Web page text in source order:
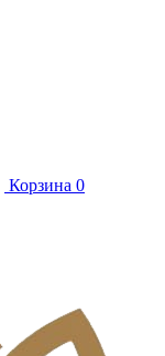
Корзина 0